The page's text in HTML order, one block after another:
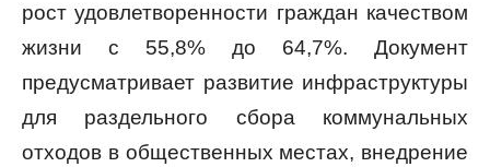
рост удовлетворенности граждан качеством
жизни с 55,8% до 64,7%. Документ
предусматривает развитие инфраструктуры
для раздельного сбора коммунальных
отходов в общественных местах, внедрение